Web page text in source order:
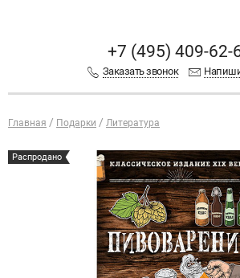
+7 (495) 409-62-
Заказать звонок
Главная Подарки Литература
Распродано